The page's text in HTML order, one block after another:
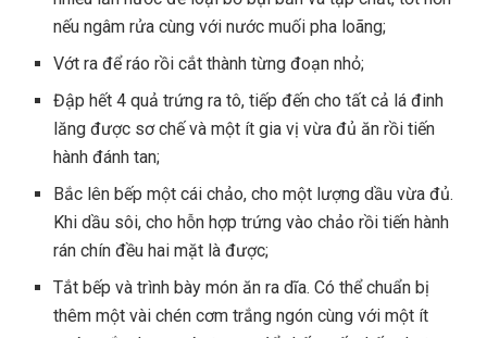
nếu ngâm rửa cùng với nước muối pha loãng;
Vớt ra để ráo rồi cắt thành từng đoạn nhỏ;
Đập hết 4 quả trứng ra tô, tiếp đến cho tất cả lá đinh
lăng được sơ chế và một ít gia vị vừa đủ ăn rồi tiến
hành đánh tan;
Bắc lên bếp một cái chảo, cho một lượng dầu vừa đủ.
Khi dầu sôi, cho hỗn hợp trứng vào chảo rồi tiến hành
rán chín đều hai mặt là được;
Tắt bếp và trình bày món ăn ra dĩa. Có thể chuẩn bị
thêm một vài chén cơm trắng ngón cùng với một ít